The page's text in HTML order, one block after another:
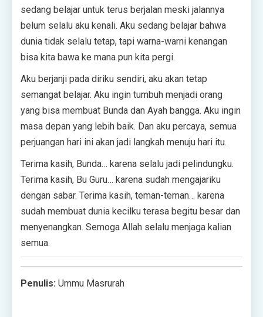
sedang belajar untuk terus berjalan meski jalannya
belum selalu aku kenali. Aku sedang belajar bahwa
dunia tidak selalu tetap, tapi warna-warni kenangan
bisa kita bawa ke mana pun kita pergi.
Aku berjanji pada diriku sendiri, aku akan tetap
semangat belajar. Aku ingin tumbuh menjadi orang
yang bisa membuat Bunda dan Ayah bangga. Aku ingin
masa depan yang lebih baik. Dan aku percaya, semua
perjuangan hari ini akan jadi langkah menuju hari itu.
Terima kasih, Bunda… karena selalu jadi pelindungku.
Terima kasih, Bu Guru… karena sudah mengajariku
dengan sabar. Terima kasih, teman-teman… karena
sudah membuat dunia kecilku terasa begitu besar dan
menyenangkan. Semoga Allah selalu menjaga kalian
semua.
Penulis: Ummu Masrurah